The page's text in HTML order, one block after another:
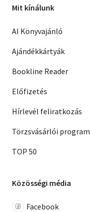
Mit kínálunk
AI Könyvajánló
Ajándékkártyák
Bookline Reader
Előfizetés
Hírlevél feliratkozás
Törzsvásárlói program
TOP 50
Közösségi média
Facebook